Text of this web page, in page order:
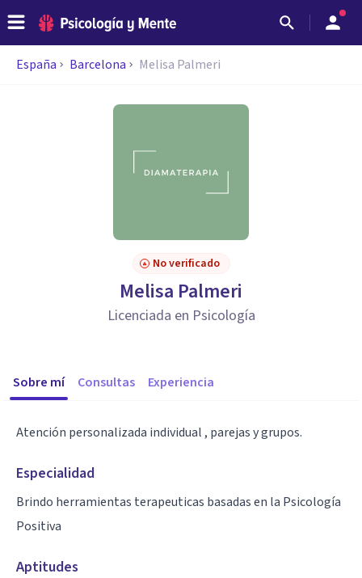
España Barcelona Melisa Palmeri
No verificado
Melisa Palmeri
Licenciada en Psicología
Sobre mí Consultas Experiencia
Atención personalizada individual , parejas y grupos.
Especialidad
Brindo herramientas terapeuticas basadas en la Psicología
Positiva
Aptitudes